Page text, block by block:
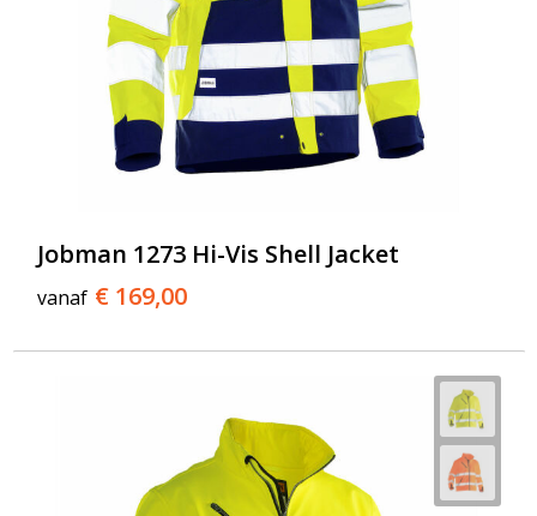
Jobman 1273 Hi-Vis Shell Jacket
vanaf € 169,00